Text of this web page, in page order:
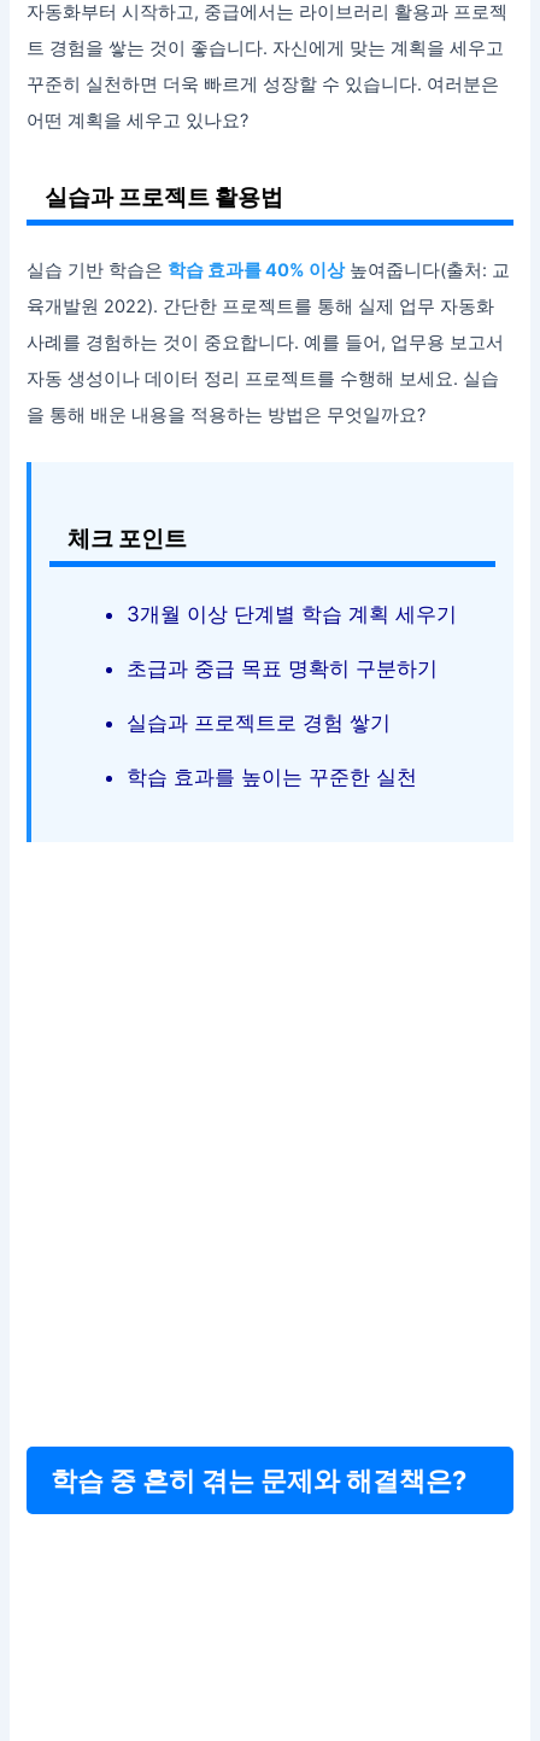
자동화부터 시작하고, 중급에서는 라이브러리 활용과 프로젝
트 경험을 쌓는 것이 좋습니다. 자신에게 맞는 계획을 세우고
꾸준히 실천하면 더욱 빠르게 성장할 수 있습니다. 여러분은
어떤 계획을 세우고 있나요?
실습과 프로젝트 활용법
실습 기반 학습은 학습 효과를 40% 이상높여줍니다(출처: 교
육개발원 2022). 간단한 프로젝트를 통해 실제 업무 자동화
사례를 경험하는 것이 중요합니다. 예를 들어, 업무용 보고서
자동 생성이나 데이터 정리 프로젝트를 수행해 보세요. 실습
을 통해 배운 내용을 적용하는 방법은 무엇일까요?
체크 포인트
3개월 이상 단계별 학습 계획 세우기
초급과 중급 목표 명확히 구분하기
실습과 프로젝트로 경험 쌓기
학습 효과를 높이는 꾸준한 실천
학습 중 흔히 겪는 문제와 해결책은?